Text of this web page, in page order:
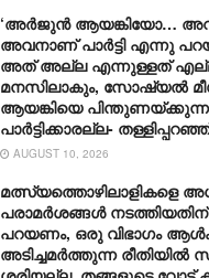
‘അർജുൻ ആയങ്കിയോ…
അവനാണ് പാർട്ടി എന്നു
അത് അല്ല എന്നുള്ളത്
മനസിലാകും, സോഷ്യൽ
ആയങ്കിയെ
പാർട്ടിക്കാരല്ല-
AUGUST 10, 2026
മത്സ്യത്തൊഴിലാളികളെ
പരാമർശങ്ങൾ നടത്തിയതിന്
പറയണം, ഒരു വിഭാഗം
അടിച്ചമർത്തുന്ന രീതിയില്‍